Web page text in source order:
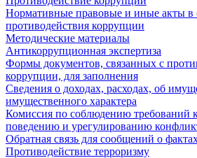
Нормативные правовые и иные акты в
противодействия коррупции
Методические материалы
Антикоррупционная экспертиза
Формы документов, связанных с
коррупции, для заполнения
Сведения о доходах, расходах, об
имущественного характера
Комиссия по соблюдению требований
поведению и урегулированию
Обратная связь для сообщений о
Противодействие терроризму